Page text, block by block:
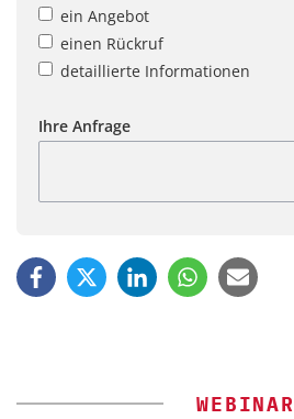
ein Angebot
einen Rückruf
detaillierte Informationen
Ihre Anfrage
WEBINAR